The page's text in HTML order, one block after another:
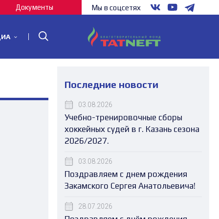
Документы Мы в соцсетях
Последние новости
03.08.2026
Учебно-тренировочные сборы
хоккейных судей в г. Казань сезона
2026/2027.
03.08.2026
Поздравляем с днем рождения
Закамского Сергея Анатольевича!
28.07.2026